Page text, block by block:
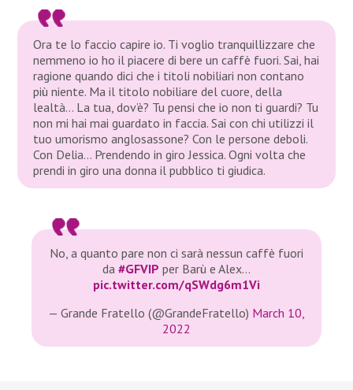
Ora te lo faccio capire io. Ti voglio tranquillizzare che
nemmeno io ho il piacere di bere un caffè fuori. Sai, hai
ragione quando dici che i titoli nobiliari non contano
più niente. Ma il titolo nobiliare del cuore, della
lealtà… La tua, dov’è? Tu pensi che io non ti guardi? Tu
non mi hai mai guardato in faccia. Sai con chi utilizzi il
tuo umorismo anglosassone? Con le persone deboli.
Con Delia… Prendendo in giro Jessica. Ogni volta che
prendi in giro una donna il pubblico ti giudica.
No, a quanto pare non ci sarà nessun caffè fuori
da #GFVIP per Barù e Alex…
pic.twitter.com/qSWdg6m1Vi
— Grande Fratello (@GrandeFratello) March 10,
2022